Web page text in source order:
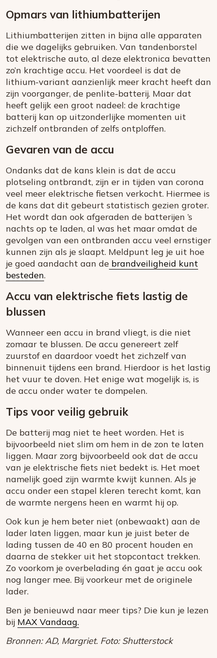
Opmars van lithiumbatterijen
Lithiumbatterijen zitten in bijna alle apparaten
die we dagelijks gebruiken. Van tandenborstel
tot elektrische auto, al deze elektronica bevatten
zo’n krachtige accu. Het voordeel is dat de
lithium-variant aanzienlijk meer kracht heeft dan
zijn voorganger, de penlite-batterij. Maar dat
heeft gelijk een groot nadeel: de krachtige
batterij kan op uitzonderlijke momenten uit
zichzelf ontbranden of zelfs ontploffen.
Gevaren van de accu
Ondanks dat de kans klein is dat de accu
plotseling ontbrandt, zijn er in tijden van corona
veel meer elektrische fietsen verkocht. Hiermee is
de kans dat dit gebeurt statistisch gezien groter.
Het wordt dan ook afgeraden de batterijen ’s
nachts op te laden, al was het maar omdat de
gevolgen van een ontbranden accu veel ernstiger
kunnen zijn als je slaapt. Meldpunt leg je uit hoe
je goed aandacht aan de brandveiligheid kunt
besteden.
Accu van elektrische fiets lastig de
blussen
Wanneer een accu in brand vliegt, is die niet
zomaar te blussen. De accu genereert zelf
zuurstof en daardoor voedt het zichzelf van
binnenuit tijdens een brand. Hierdoor is het lastig
het vuur te doven. Het enige wat mogelijk is, is
de accu onder water te dompelen.
Tips voor veilig gebruik
De batterij mag niet te heet worden. Het is
bijvoorbeeld niet slim om hem in de zon te laten
liggen. Maar zorg bijvoorbeeld ook dat de accu
van je elektrische fiets niet bedekt is. Het moet
namelijk goed zijn warmte kwijt kunnen. Als je
accu onder een stapel kleren terecht komt, kan
de warmte nergens heen en warmt hij op.
Ook kun je hem beter niet (onbewaakt) aan de
lader laten liggen, maar kun je juist beter de
lading tussen de 40 en 80 procent houden en
daarna de stekker uit het stopcontact trekken.
Zo voorkom je overbelading én gaat je accu ook
nog langer mee. Bij voorkeur met de originele
lader.
Ben je benieuwd naar meer tips? Die kun je lezen
bij MAX Vandaag.
Bronnen: AD, Margriet. Foto: Shutterstock